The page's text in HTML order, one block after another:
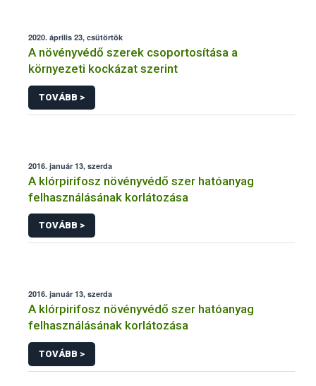
2020. április 23, csütörtök
A növényvédő szerek csoportosítása a
környezeti kockázat szerint
TOVÁBB >
2016. január 13, szerda
A klórpirifosz növényvédő szer hatóanyag
felhasználásának korlátozása
TOVÁBB >
2016. január 13, szerda
A klórpirifosz növényvédő szer hatóanyag
felhasználásának korlátozása
TOVÁBB >